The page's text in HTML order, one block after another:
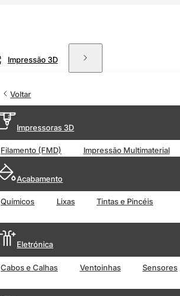
Impressão 3D
Voltar
Impressoras 3D
Filamento (FMD) Impressão Multimaterial
Acabamento
Químicos Lixas Tintas e Pincéis
Eletrónica
Cabos e Calhas Ventoinhas Sensores